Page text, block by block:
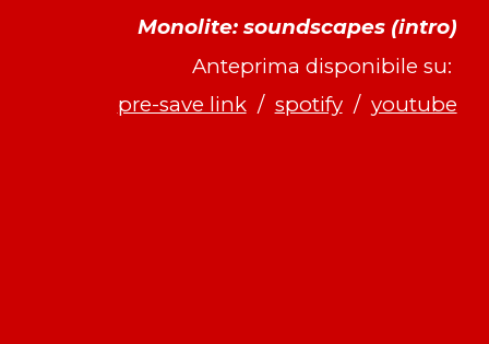
Monolite: soundscapes (intro)
Anteprima disponibile su:
pre-save link / spotify / youtube